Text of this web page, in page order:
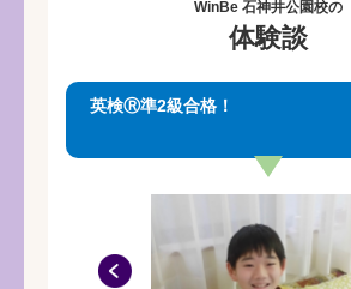
WinBe 石神井公園校の
体験談
英検Ⓡ準2級合格！